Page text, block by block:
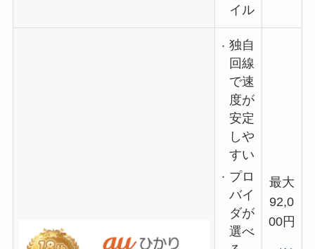
イル
独自
回線
で速
度が
安定
しや
すい
プロ
バイ
ダが
選べ
最大
92,0
00円